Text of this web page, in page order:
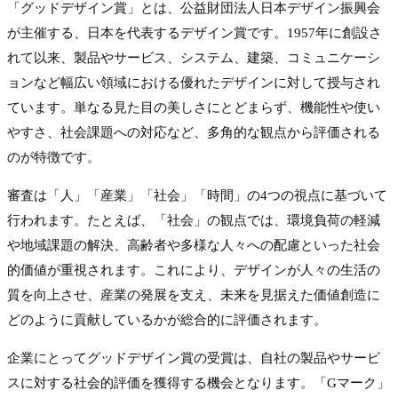
「グッドデザイン賞」とは、公益財団法人日本デザイン振興会
が主催する、日本を代表するデザイン賞です。1957年に創設さ
れて以来、製品やサービス、システム、建築、コミュニケーシ
ョンなど幅広い領域における優れたデザインに対して授与され
ています。単なる見た目の美しさにとどまらず、機能性や使い
やすさ、社会課題への対応など、多角的な観点から評価される
のが特徴です。
審査は「人」「産業」「社会」「時間」の4つの視点に基づいて
行われます。たとえば、「社会」の観点では、環境負荷の軽減
や地域課題の解決、高齢者や多様な人々への配慮といった社会
的価値が重視されます。これにより、デザインが人々の生活の
質を向上させ、産業の発展を支え、未来を見据えた価値創造に
どのように貢献しているかが総合的に評価されます。
企業にとってグッドデザイン賞の受賞は、自社の製品やサービ
スに対する社会的評価を獲得する機会となります。「Gマーク」